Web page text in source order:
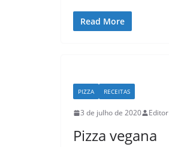
Read More
PIZZA RECEITAS
3 de julho de 2020 Editor
Pizza vegana